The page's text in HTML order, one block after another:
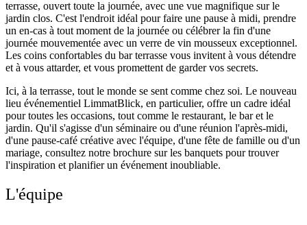
terrasse, ouvert toute la journée, avec une vue magnifique sur le
jardin clos. C'est l'endroit idéal pour faire une pause à midi, prendre
un en-cas à tout moment de la journée ou célébrer la fin d'une
journée mouvementée avec un verre de vin mousseux exceptionnel.
Les coins confortables du bar terrasse vous invitent à vous détendre
et à vous attarder, et vous promettent de garder vos secrets.
Ici, à la terrasse, tout le monde se sent comme chez soi. Le nouveau
lieu événementiel LimmatBlick, en particulier, offre un cadre idéal
pour toutes les occasions, tout comme le restaurant, le bar et le
jardin. Qu'il s'agisse d'un séminaire ou d'une réunion l'après-midi,
d'une pause-café créative avec l'équipe, d'une fête de famille ou d'un
mariage, consultez notre brochure sur les banquets pour trouver
l'inspiration et planifier un événement inoubliable.
L'équipe